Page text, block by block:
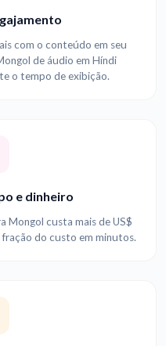
com o conteúdo em seu
de áudio em Híndi
o tempo de exibição.
e dinheiro
Mongol custa mais de US$
do custo em minutos.